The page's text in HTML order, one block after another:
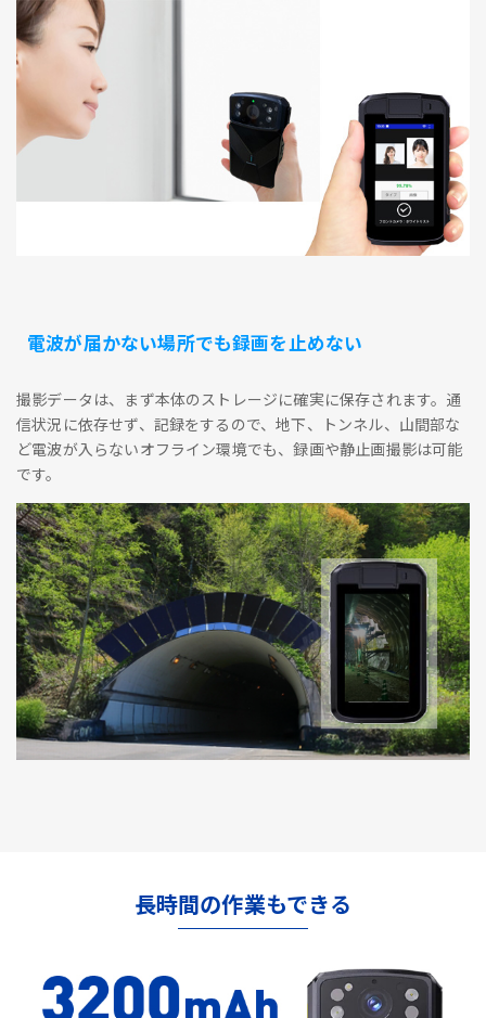
電波が届かない場所でも録画を止めない
撮影データは、まず本体のストレージに確実に保存されます。通
信状況に依存せず、記録をするので、地下、トンネル、山間部な
ど電波が入らないオフライン環境でも、録画や静止画撮影は可能
です。
長時間の作業もできる